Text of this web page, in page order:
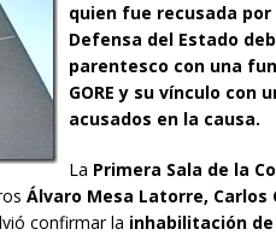
quien fue recusada por
Defensa del Estado
parentesco con una
GORE y su vínculo con
acusados en la causa.
La Primera Sala de la
Álvaro Mesa Latorre, Carlos
confirmar la inhabilitación